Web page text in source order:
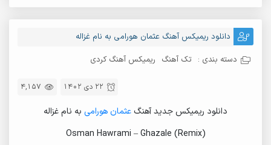
Dele Giyan
13. Ghazalaw Ghazala
Janga
Amroo Azizem
دانلود ریمیکس آهنگ عثمان هورامی به نام غزاله
دسته بندی : تک آهنگ ریمیکس آهنگ کردی
4,157 22 دی 1402
دانلود ریمیکس جدید آهنگ عثمان هورامی به نام غزاله
Osman Hawrami – Ghazale (Remix)